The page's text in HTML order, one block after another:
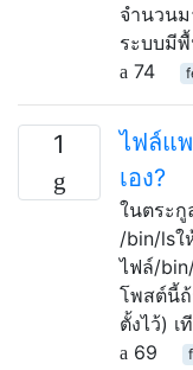
จำนวน
ระบบมี
74
1
ไฟล์แ
เอง?
ในตระกู
/bin/lsใ
ไฟล์/
โพสต์นี้
ตั้งไว้) เ
69